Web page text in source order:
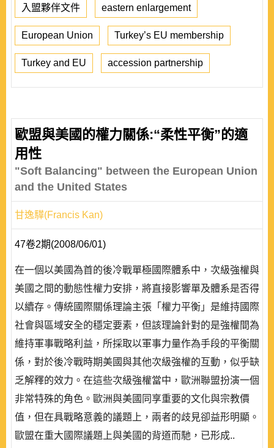
入盟夥伴文件 eastern enlargement
European Union Turkey’s EU membership
Turkey and EU accession partnership
歐盟與美國的權力關係:“柔性平衡”的適
用性
"Soft Balancing" between the European Union
and the United States
甘逸驊(Francis Kan)
47卷2期(2008/06/01)
在一個以美國為首的後冷戰單極國際體系中，次級強權與
美國之間的動態性權力安排，將直接影響單及體系是否得
以續存。傳統國際關係理論主張「權力平衡」是維持國際
社會與區域安全的穩定要素，但該理論針對的是強權間為
維持軍事戰略利益，所採取以軍事力量作為手段的平衡關
係，對於後冷戰時期美國與其他次級強權的互動，似乎缺
乏解釋的效力。在這些次級強權當中，歐洲聯盟扮演一個
非常特殊的角色。歐洲與美國同享重要的文化與宗教價
值，但在具戰略意義的議題上，兩者的歧見卻益形明顯。
歐盟在重大國際議題上與美國的背道而馳，已形成..